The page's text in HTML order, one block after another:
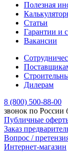
Полезная
Статьи
Гарантии и
Вакансии
Дилерам
8 (800) 500-88-00
звонок по России
Публичные
Заказ
Вопрос /
Интернет-магазин